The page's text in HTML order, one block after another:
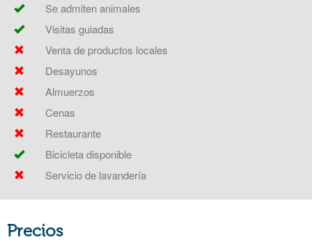
Se admiten animales
Visitas guiadas
Venta de productos locales
Desayunos
Almuerzos
Cenas
Restaurante
Bicicleta disponible
Servicio de lavandería
Precios